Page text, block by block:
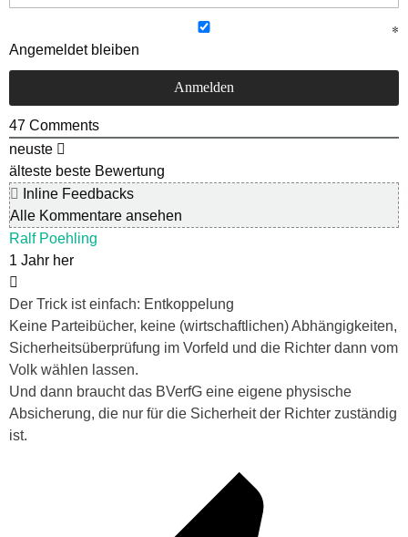
Angemeldet bleiben
47 Comments
neuste
älteste beste Bewertung
Inline Feedbacks
Alle Kommentare ansehen
Ralf Poehling
1 Jahr her
Der Trick ist einfach: Entkoppelung
Keine Parteibücher, keine (wirtschaftlichen) Abhängigkeiten,
Sicherheitsüberprüfung im Vorfeld und die Richter dann vom
Volk wählen lassen.
Und dann braucht das BVerfG eine eigene physische
Absicherung, die nur für die Sicherheit der Richter zuständig
ist.